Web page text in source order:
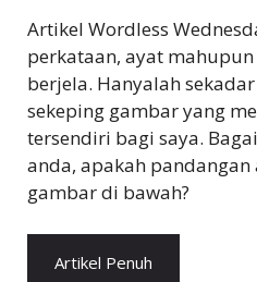
Artikel Wordless
perkataan, ayat
berjela. Hanyalah
sekeping gambar yang
tersendiri bagi saya.
anda, apakah pandangan
gambar di bawah?
Artikel Penuh